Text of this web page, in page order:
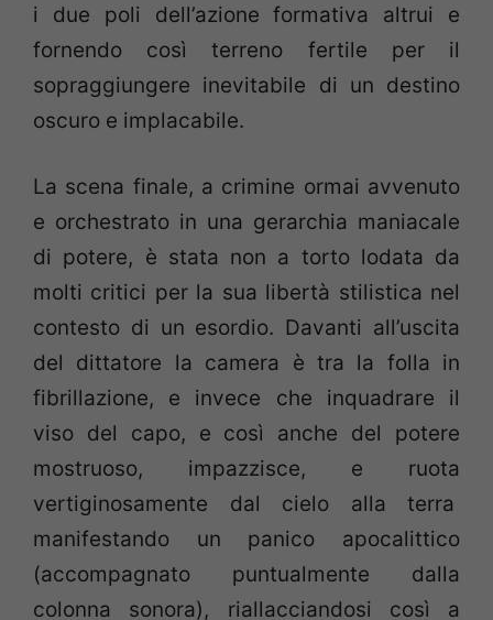
i due poli dell’azione formativa altrui e
fornendo così terreno fertile per il
sopraggiungere inevitabile di un destino
oscuro e implacabile.
La scena finale, a crimine ormai avvenuto
e orchestrato in una gerarchia maniacale
di potere, è stata non a torto lodata da
molti critici per la sua libertà stilistica nel
contesto di un esordio. Davanti all’uscita
del dittatore la camera è tra la folla in
fibrillazione, e invece che inquadrare il
viso del capo, e così anche del potere
mostruoso, impazzisce, e ruota
vertiginosamente dal cielo alla terra
manifestando un panico apocalittico
(accompagnato puntualmente dalla
colonna sonora), riallacciandosi così a